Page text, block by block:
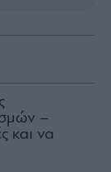
–
και να